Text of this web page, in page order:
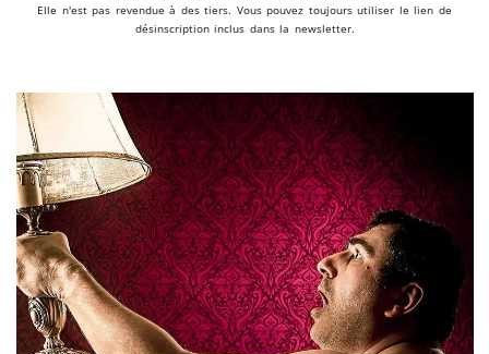
Elle n'est pas revendue à des tiers. Vous pouvez toujours utiliser le lien de
désinscription inclus dans la newsletter.